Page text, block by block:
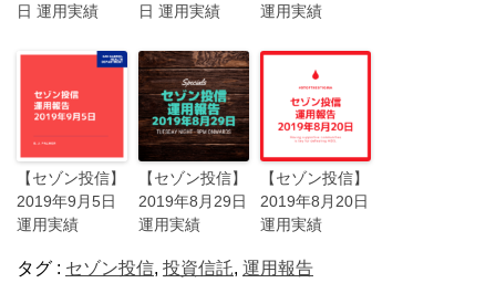
日 運用実績
日 運用実績
運用実績
【セゾン投信】
2019年9月5日
運用実績
【セゾン投信】
2019年8月29日
運用実績
【セゾン投信】
2019年8月20日
運用実績
タグ : セゾン投信, 投資信託, 運用報告